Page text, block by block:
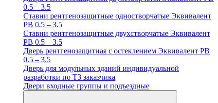
0.5 – 3.5
Ставни рентгенозащитные одностворчатые Эквивалент
PB 0.5 – 3.5
Ставни рентгенозащитные двухстворчатые Эквивалент
PB 0.5 – 3.5
Дверь рентгенозащитная с остеклением Эквивалент PB
0.5 – 3.5
Дверь для модульных зданий индивидуальной
разработки по ТЗ заказчика
Двери входные группы и подъездные